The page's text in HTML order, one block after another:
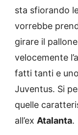
sta sfiorando
vorrebbe
girare il
velocemente
fatti tanti e
Juventus. Si
quelle
all’ex Atalanta.